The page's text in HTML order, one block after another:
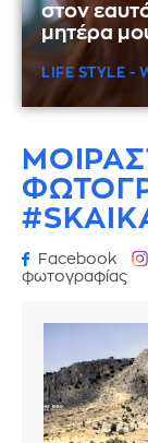
στον
μητέρα
LIFE STYLE -
Facebook
φωτογραφίας